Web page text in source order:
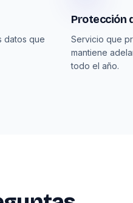
datos que
Protección
Servicio que
mantiene
todo el año.